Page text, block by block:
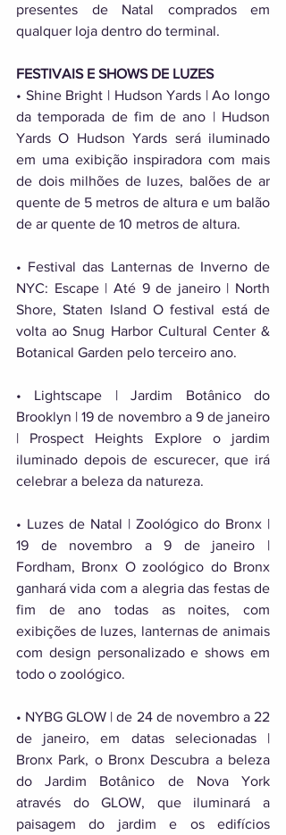
presentes de Natal comprados em
qualquer loja dentro do terminal.
FESTIVAIS E SHOWS DE LUZES
• Shine Bright | Hudson Yards | Ao longo
da temporada de fim de ano | Hudson
Yards O Hudson Yards será iluminado
em uma exibição inspiradora com mais
de dois milhões de luzes, balões de ar
quente de 5 metros de altura e um balão
de ar quente de 10 metros de altura.
• Festival das Lanternas de Inverno de
NYC: Escape | Até 9 de janeiro | North
Shore, Staten Island O festival está de
volta ao Snug Harbor Cultural Center &
Botanical Garden pelo terceiro ano.
• Lightscape | Jardim Botânico do
Brooklyn | 19 de novembro a 9 de janeiro
| Prospect Heights Explore o jardim
iluminado depois de escurecer, que irá
celebrar a beleza da natureza.
• Luzes de Natal | Zoológico do Bronx |
19 de novembro a 9 de janeiro |
Fordham, Bronx O zoológico do Bronx
ganhará vida com a alegria das festas de
fim de ano todas as noites, com
exibições de luzes, lanternas de animais
com design personalizado e shows em
todo o zoológico.
• NYBG GLOW | de 24 de novembro a 22
de janeiro, em datas selecionadas |
Bronx Park, o Bronx Descubra a beleza
do Jardim Botânico de Nova York
através do GLOW, que iluminará a
paisagem do jardim e os edifícios